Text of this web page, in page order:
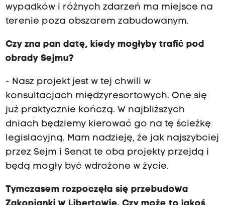
wypadków i różnych zdarzeń ma miejsce na
terenie poza obszarem zabudowanym.
Czy zna pan datę, kiedy mogłyby trafić pod
obrady Sejmu?
- Nasz projekt jest w tej chwili w
konsultacjach międzyresortowych. One się
już praktycznie kończą. W najbliższych
dniach będziemy kierować go na tę ścieżkę
legislacyjną. Mam nadzieję, że jak najszybciej
przez Sejm i Senat te oba projekty przejdą i
będą mogły być wdrożone w życie.
Tymczasem rozpoczęła się przebudowa